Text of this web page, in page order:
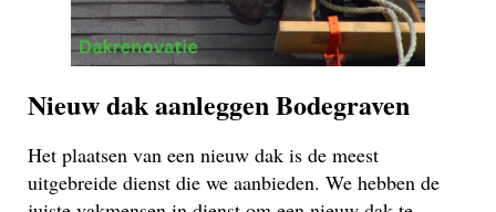
Nieuw dak aanleggen Bodegraven
Het plaatsen van een nieuw dak is de meest
uitgebreide dienst die we aanbieden. We hebben de